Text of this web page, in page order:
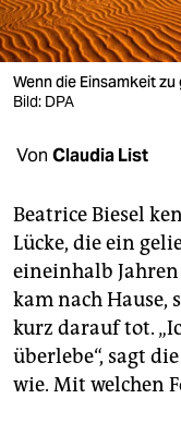
wahrheit
verlag
verlag
veranstaltungen
fragen & hilfe
unterstützen
abo
genossenschaft
Wenn die Einsamkeit zu
Bild: DPA
Von Claudia List
Beatrice Biesel
Lücke, die ein
eineinhalb
kam nach Hause,
kurz darauf tot.
überlebe“, sagt
wie. Mit welchen